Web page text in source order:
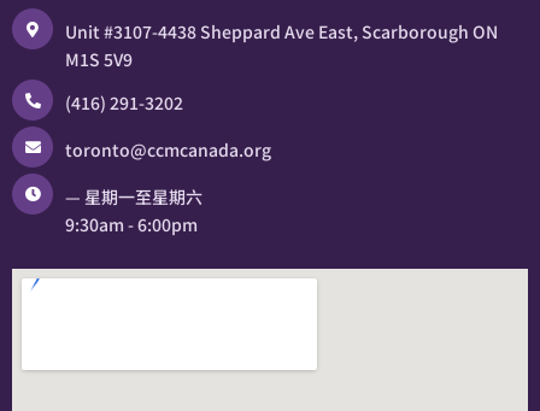
Unit #3107-4438 Sheppard Ave East, Scarborough ON
M1S 5V9
(416) 291-3202
toronto@ccmcanada.org
— 星期一至星期六
9:30am - 6:00pm